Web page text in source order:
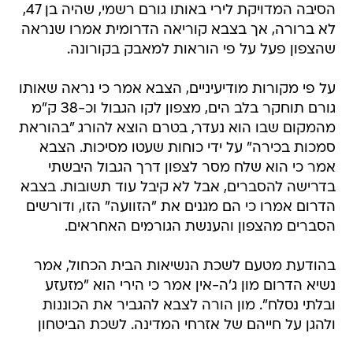
הסיבה המדויקת לירי באותו גורם רשמי, שהיה בן 47,
לא ברורה, אך בצבא קוריאה הדרומית אמרו שנראה
שהצפון פעל על פי הוראות למאבק בקורונה.
על פי מקורות מודיעיניים, הצבא אמר כי נראה שאותו
גורם תוחקר בלב הים, מצפון לקו הגבול וכ-38 ק"מ
מהמקום שבו הוא נעדר, בטרם הוצא להורג "בהוראת
סמכות בכירה" על ידי כוחות שעטו מסיכות. הצבא
אמר כי הוא שלח מסר לצפון דרך הגבול היבשתי
בדרישה להסברים, אבל לא קיבל עוד תשובות. בצבא
הדרום אמרו כי הם מגנים את "הזוועה" הזו, ודורשים
הסברים מהצפון והענשת הגורמים האחראים.
בהודעת מטעם לשכת הנשיאות הבית הכחול, אמר
נשיא הדרום מון ג'ה-אין אמר כי הירי הוא "מזעזע
ובלתי נסלח". מון הורה לצבא להגביר את הכוננות
ולהגן על חייהם של אזרחי המדינה. לשכת הביטחון